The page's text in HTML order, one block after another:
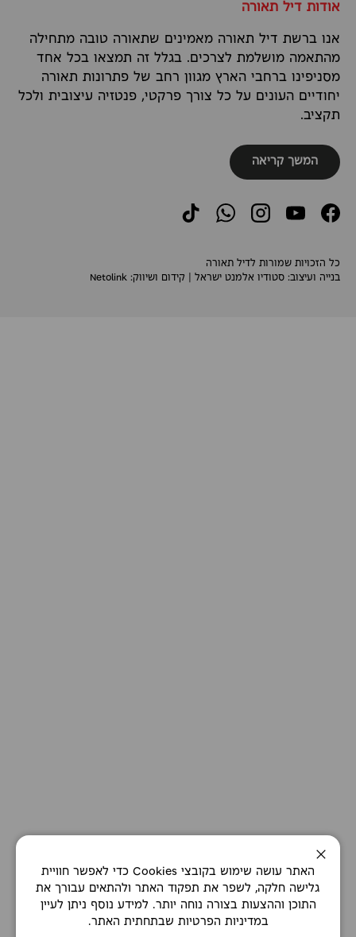
סגירה
האתר עושה שימוש בקובצי Cookies כדי לאפשר חוויית
גלישה חלקה, לשפר את תפקוד האתר ולהתאים עבורך את
התוכן וההצעות בצורה נוחה יותר. למידע נוסף ניתן לעיין
במדיניות הפרטיות שבתחתית האתר.
אודות דיל תאורה
אנו ברשת דיל תאורה מאמינים שתאורה טובה מתחילה
מהתאמה מושלמת לצרכים. בגלל זה תמצאו בכל אחד
מסניפינו ברחבי הארץ מגוון רחב של פתרונות תאורה
יחודיים העונים על כל צורך פרקטי, פנטזיה עיצובית ולכל
תקציב.
המשך קריאה
Facebook
YouTube
Instagram
WhatsApp
TikTok
כל הזכויות שמורות לדיל תאורה
בנייה ועיצוב: סטודיו אלמנט ישראל | קידום ושיווק: Netolink